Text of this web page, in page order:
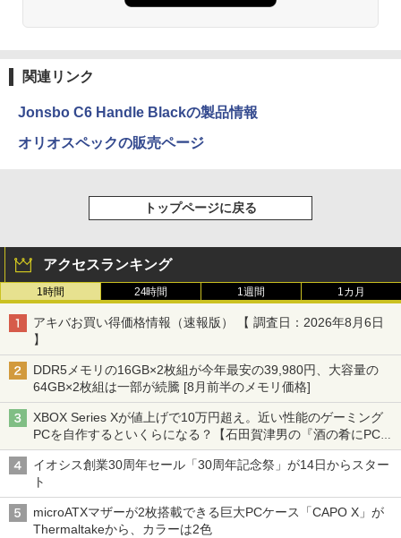
関連リンク
Jonsbo C6 Handle Blackの製品情報
オリオスペックの販売ページ
トップページに戻る
アクセスランキング
1時間 24時間 1週間 1カ月
アキバお買い得価格情報（速報版） 【 調査日：2026年8月6日
】
DDR5メモリの16GB×2枚組が今年最安の39,980円、大容量の
64GB×2枚組は一部が続騰 [8月前半のメモリ価格]
XBOX Series Xが値上げで10万円超え。近い性能のゲーミング
PCを自作するといくらになる？【石田賀津男の『酒の肴にPCゲ
ーム』】
イオシス創業30周年セール「30周年記念祭」が14日からスター
ト
microATXマザーが2枚搭載できる巨大PCケース「CAPO X」が
Thermaltakeから、カラーは2色